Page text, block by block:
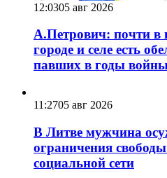
12:0305 авг 2026
А.Петрович: почти в
городе и селе есть
павших в годы
11:2705 авг 2026
В Литве мужчина
ограничения
социальной сети